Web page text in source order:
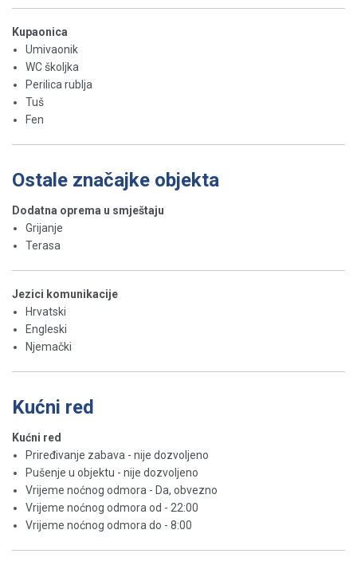
Kupaonica
Umivaonik
WC školjka
Perilica rublja
Tuš
Fen
Ostale značajke objekta
Dodatna oprema u smještaju
Grijanje
Terasa
Jezici komunikacije
Hrvatski
Engleski
Njemački
Kućni red
Kućni red
Priređivanje zabava - nije dozvoljeno
Pušenje u objektu - nije dozvoljeno
Vrijeme noćnog odmora - Da, obvezno
Vrijeme noćnog odmora od - 22:00
Vrijeme noćnog odmora do - 8:00